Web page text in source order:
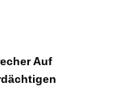
Auf